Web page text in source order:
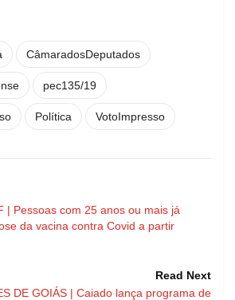
CâmaradosDeputados
pec135/19
Política VotoImpresso
| Pessoas com 25 anos ou mais já
da vacina contra Covid a partir
Read Next
DE GOIÁS | Caiado lança programa de